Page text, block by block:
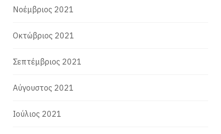
Νοέμβριος 2021
Οκτώβριος 2021
Σεπτέμβριος 2021
Αύγουστος 2021
Ιούλιος 2021